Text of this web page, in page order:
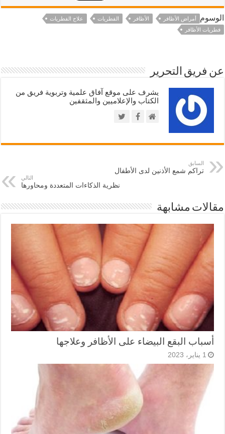
الوسوم أمراض الأظافر الأظافر الفطريات
علاج الفطريات
فطريات الأظافر
عن فريق التحرير
يشرف على موقع آفاق علمية وتربوية فريق من
الكتاب والإعلاميين والمثقفين
السابق
تراكم شمع الأذنين لدى الأطفال
التالي
نظرية الذكاءات المتعددة ومحاورها
مقالات مشابهة
أسباب البقع البيضاء على الأظافر وعلاجها
1 يناير، 2023